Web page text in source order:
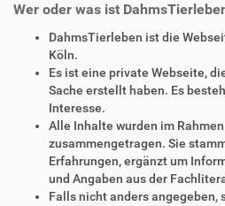
Wer oder was ist
DahmsTierleben ist die
Köln.
Es ist eine private Webseite,
Sache erstellt haben. Es
Interesse.
Alle Inhalte wurden im
zusammengetragen. Sie
Erfahrungen, ergänzt um
und Angaben aus der
Falls nicht anders angegeben,